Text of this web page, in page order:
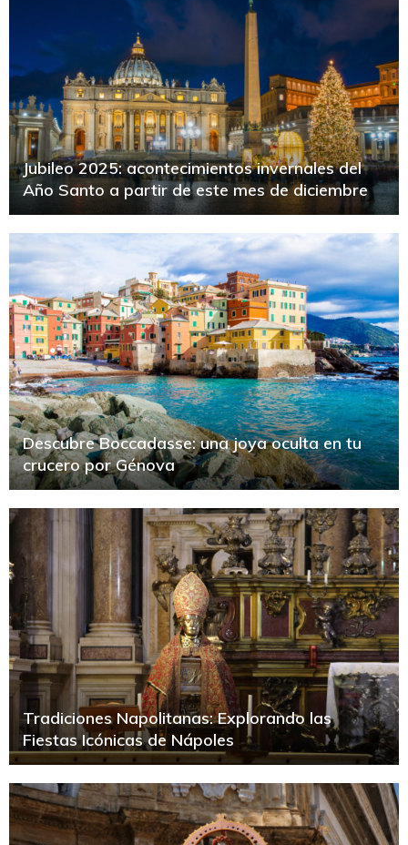
Jubileo 2025: acontecimientos invernales del
Año Santo a partir de este mes de diciembre
Descubre Boccadasse: una joya oculta en tu
crucero por Génova
Tradiciones Napolitanas: Explorando las
Fiestas Icónicas de Nápoles